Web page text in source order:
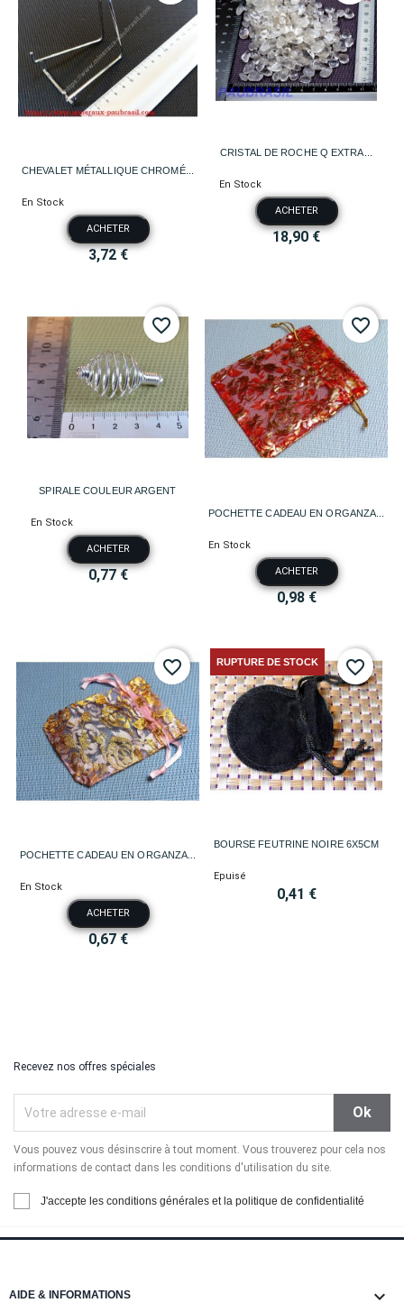
CHEVALET MÉTALLIQUE CHROMÉ...
En Stock
ACHETER
3,72 €
CRISTAL DE ROCHE Q EXTRA...
En Stock
ACHETER
18,90 €
SPIRALE COULEUR ARGENT
En Stock
ACHETER
0,77 €
favorite_border
POCHETTE CADEAU EN ORGANZA...
En Stock
ACHETER
0,98 €
favorite_border
POCHETTE CADEAU EN ORGANZA...
En Stock
ACHETER
0,67 €
favorite_border
BOURSE FEUTRINE NOIRE 6X5CM
Epuisé
0,41 €
RUPTURE DE STOCK favorite_border
Recevez nos offres spéciales
Vous pouvez vous désinscrire à tout moment. Vous trouverez pour cela nos
informations de contact dans les conditions d'utilisation du site.
J'accepte les conditions générales et la politique de confidentialité
AIDE & INFORMATIONS 